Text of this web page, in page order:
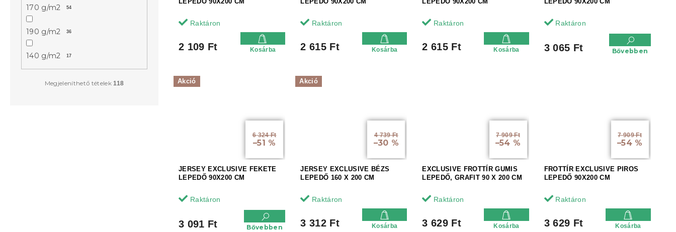
170 g/m2 54
190 g/m2 36
140 g/m2 17
Megjeleníthető tételek 118
Raktáron
2 109 Ft Kosárba
Raktáron
2 615 Ft Kosárba
Raktáron
2 615 Ft Kosárba
Raktáron
3 065 Ft Bővebben
Akció
6 324 Ft
–51 %
JERSEY EXCLUSIVE FEKETE
LEPEDŐ 90X200 CM
Raktáron
3 091 Ft Bővebben
Akció
4 739 Ft
–30 %
JERSEY EXCLUSIVE BÉZS
LEPEDŐ 160 X 200 CM
Raktáron
3 312 Ft Kosárba
7 909 Ft
–54 %
EXCLUSIVE FROTTÍR GUMIS
LEPEDŐ, GRAFIT 90 X 200 CM
Raktáron
3 629 Ft Kosárba
7 909 Ft
–54 %
FROTTÍR EXCLUSIVE PIROS
LEPEDŐ 90X200 CM
Raktáron
3 629 Ft Kosárba